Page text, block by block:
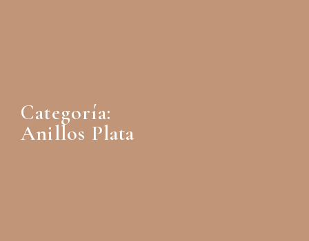
Categoría:
Anillos Plata